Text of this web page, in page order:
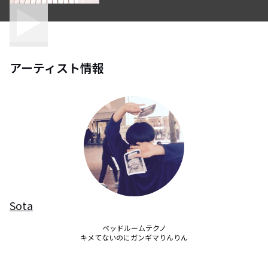
アーティスト情報
Sota
ベッドルームテクノ
キメてないのにガンギマりんりん